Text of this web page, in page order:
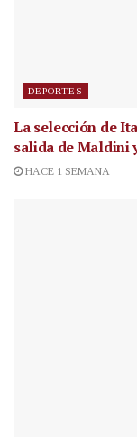
DEPORTES
La selección de
salida de Maldini
HACE 1 SEMANA